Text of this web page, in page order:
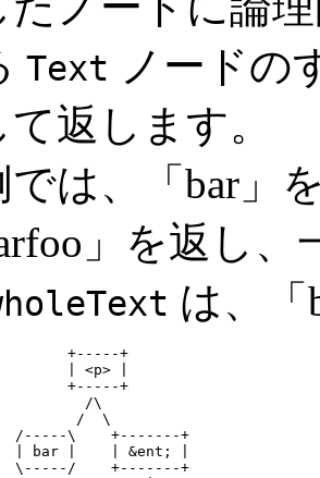
Text ノードの
返します。
では、「bar」
」を返し
は、
+-----+
| <p> |
+-----+
/\
/  \
/-----\    +-------+
| bar |    | &ent; |
\-----/    +-------+